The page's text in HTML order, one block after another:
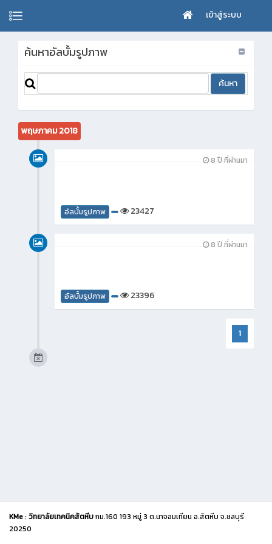
เข้าสู่ระบบ
ค้นหาอัลบั้มรูปภาพ
พฤษภาคม 2018
8 ปี ที่ผ่านมา
อัลบั้มรูปภาพ 23427
8 ปี ที่ผ่านมา
อัลบั้มรูปภาพ 23396
1
KMe: วิทยาลัยเทคนิคสัตหีบกม.160 193 หมู่ 3 ต.นาจอมเทียน อ.สัตหีบ จ.ชลบุรี
20250